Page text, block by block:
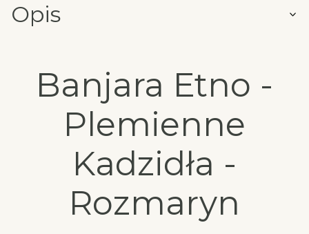
Opis
Banjara Etno -
Plemienne
Kadzidła -
Rozmaryn